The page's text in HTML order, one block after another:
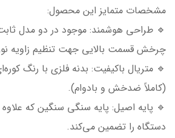
مشخصات متمایز این محصول:
🔹 طراحی هوشمند: موجود در دو مدل
چرخش قسمت بالایی جهت تنظیم زاویه
🔹 متریال باکیفیت: بدنه فلزی با رنگ
(کاملاً ضدخش و بادوام).
🔹 پایه اصیل: پایه سنگی سنگین که علاوه
دستگاه را تضمین می‌کند.